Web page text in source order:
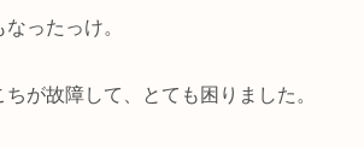
ったっけ。
が故障して、とても困りました。